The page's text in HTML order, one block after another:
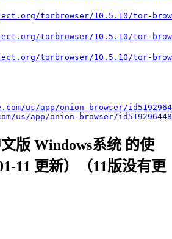
torbrowser/10.5.10/tor-
torbrowser/10.5.10/tor-
torbrowser/10.5.10/tor-
us/app/onion-browser/
us/app/onion-browser/id519296448
版 Windows系统 的使
11 更新）（11版没有更